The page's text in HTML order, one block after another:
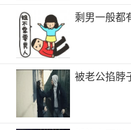
剩男一般都
被老公掐脖